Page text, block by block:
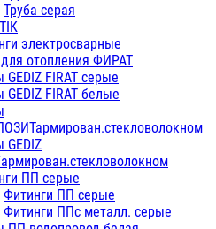
Труба серая
электросварные
отопления ФИРАТ
GEDIZ FIRAT серые
GEDIZ FIRAT белые
GEDIZ
ПП серые
Фитинги ПП серые
Фитинги ППс металл. серые